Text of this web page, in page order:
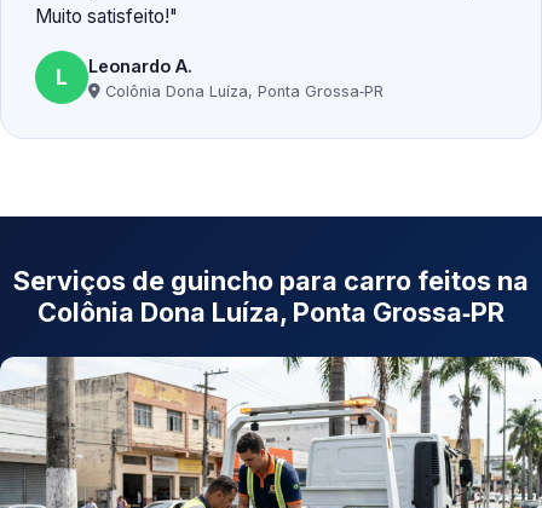
Muito satisfeito!
L Leonardo A.
Colônia Dona Luíza, Ponta Grossa‑PR
Serviços de guincho para carro feitos na
Colônia Dona Luíza, Ponta Grossa‑PR